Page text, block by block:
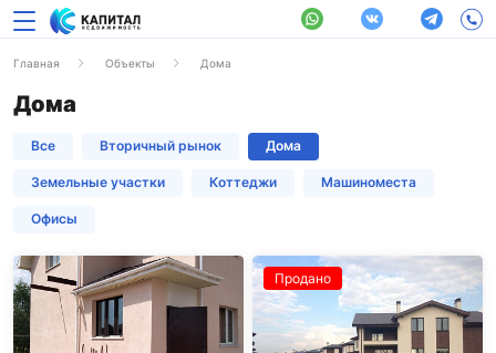
Главная Объекты Дома
Дома
Все Вторичный рынок Дома
Земельные участки Коттеджи Машиноместа
Офисы
Продано